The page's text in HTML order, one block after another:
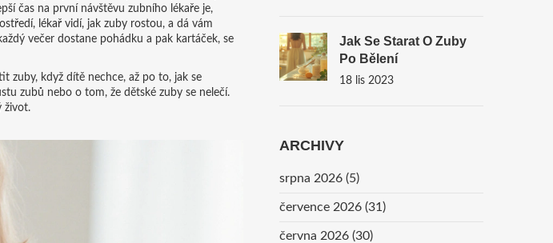
čas na první návštěvu zubního lékaře je,
lékař vidí, jak zuby rostou, a dá vám
večer dostane pohádku a pak kartáček, se
zuby, když dítě nechce, až po to, jak se
zubů nebo o tom, že dětské zuby se nelečí.
život.
Jak Se Starat O Zuby
Po Bělení
18 lis 2023
ARCHIVY
srpna 2026 (5)
července 2026 (31)
června 2026 (30)